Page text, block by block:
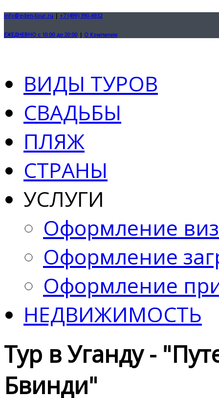
info@eden-tour.ru | +7 (499) 390-6932
ЕЖЕДНЕВНО с 10:00 до 20:00 | О Компании
ВИДЫ ТУРОВ
СВАДЬБЫ
ПЛЯЖ
СТРАНЫ
УСЛУГИ
Оформление
Оформление
Оформление
НЕДВИЖИМОСТЬ
Тур в Уганду -
Бвинди"